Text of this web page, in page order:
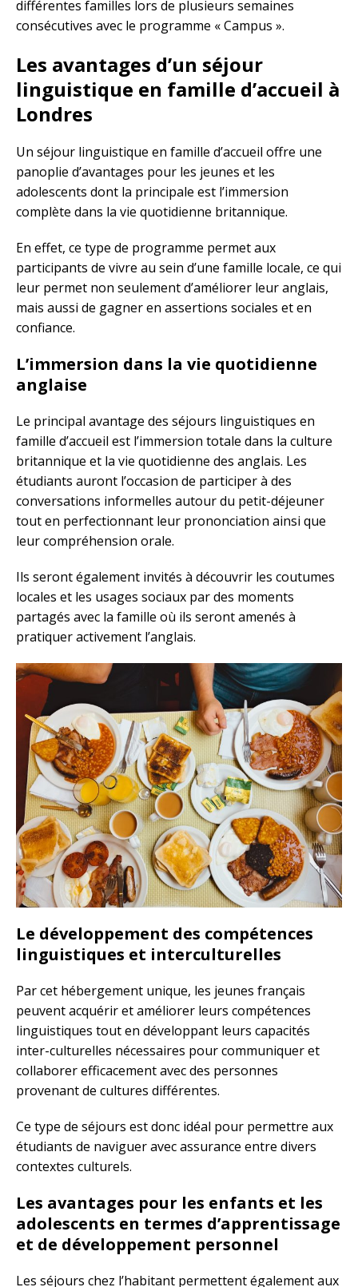
différentes familles lors de plusieurs semaines
consécutives avec le programme « Campus ».
Les avantages d’un séjour
linguistique en famille d’accueil à
Londres
Un séjour linguistique en famille d’accueil offre une
panoplie d’avantages pour les jeunes et les
adolescents dont la principale est l’immersion
complète dans la vie quotidienne britannique.
En effet, ce type de programme permet aux
participants de vivre au sein d’une famille locale, ce qui
leur permet non seulement d’améliorer leur anglais,
mais aussi de gagner en assertions sociales et en
confiance.
L’immersion dans la vie quotidienne
anglaise
Le principal avantage des séjours linguistiques en
famille d’accueil est l’immersion totale dans la culture
britannique et la vie quotidienne des anglais. Les
étudiants auront l’occasion de participer à des
conversations informelles autour du petit-déjeuner
tout en perfectionnant leur prononciation ainsi que
leur compréhension orale.
Ils seront également invités à découvrir les coutumes
locales et les usages sociaux par des moments
partagés avec la famille où ils seront amenés à
pratiquer activement l’anglais.
Le développement des compétences
linguistiques et interculturelles
Par cet hébergement unique, les jeunes français
peuvent acquérir et améliorer leurs compétences
linguistiques tout en développant leurs capacités
inter-culturelles nécessaires pour communiquer et
collaborer efficacement avec des personnes
provenant de cultures différentes.
Ce type de séjours est donc idéal pour permettre aux
étudiants de naviguer avec assurance entre divers
contextes culturels.
Les avantages pour les enfants et les
adolescents en termes d’apprentissage
et de développement personnel
Les séjours chez l’habitant permettent également aux